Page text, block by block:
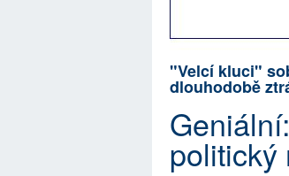
"Velcí kluci"
dlouhodobě
politický